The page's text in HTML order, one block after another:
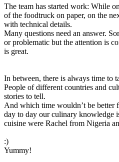
The team has started work: While
of the foodtruck on paper, on the
with technical details.
Many questions need an answer.
or problematic but the attention is
is great.
In between, there is always time to
People of different countries and
stories to tell.
And which time wouldn’t be better
day to day our culinary knowledge
cuisine were Rachel from Nigeria
:)
Yummy!